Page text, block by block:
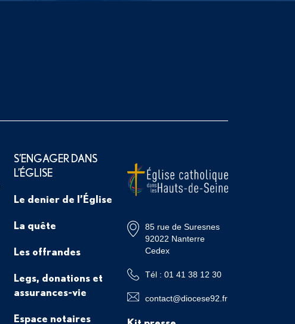
S’ENGAGER DANS
L’ÉGLISE
Le denier de l’Église
La quête
Les offrandes
Legs, donations et
assurances-vie
Espace notaires
85 rue de Suresnes
92022 Nanterre
Cedex
Tél : 01 41 38 12 30
contact@diocese92.fr